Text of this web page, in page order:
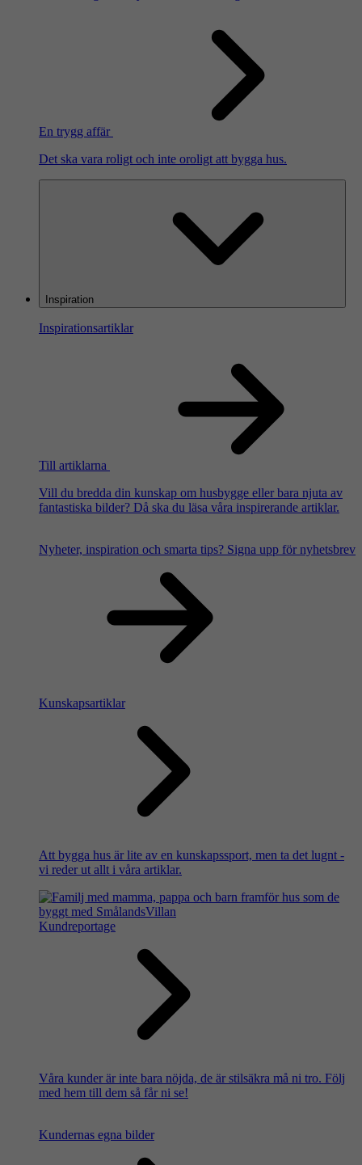
En trygg affär
Det ska vara roligt och inte oroligt att bygga hus.
Inspiration
Inspirationsartiklar
Till artiklarna
Vill du bredda din kunskap om husbygge eller bara njuta av
fantastiska bilder? Då ska du läsa våra inspirerande artiklar.
Nyheter, inspiration och smarta tips? Signa upp för nyhetsbrev
Kunskapsartiklar
Att bygga hus är lite av en kunskapssport, men ta det lugnt -
vi reder ut allt i våra artiklar.
Kundreportage
Våra kunder är inte bara nöjda, de är stilsäkra må ni tro. Följ
med hem till dem så får ni se!
Kundernas egna bilder